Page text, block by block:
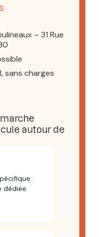
– 31 Rue
sans charges
autour de
:
dédiée.